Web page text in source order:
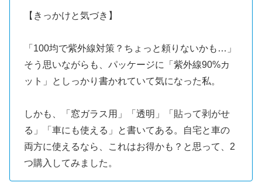
【きっかけと気づき】
「100均で紫外線対策？ちょっと頼りないかも…」
そう思いながらも、パッケージに「紫外線90%カ
ット」としっかり書かれていて気になった私。
しかも、「窓ガラス用」「透明」「貼って剥がせ
る」「車にも使える」と書いてある。自宅と車の
両方に使えるなら、これはお得かも？と思って、2
つ購入してみました。